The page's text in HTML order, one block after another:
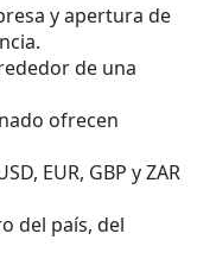
y apertura de
de una
ofrecen
EUR, GBP y ZAR
del país, del